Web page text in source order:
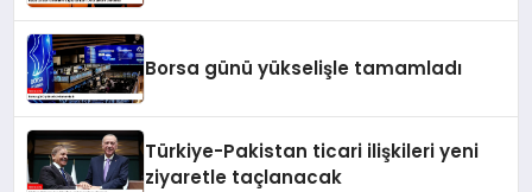
Borsa günü yükselişle tamamladı
Türkiye-Pakistan ticari ilişkileri yeni
ziyaretle taçlanacak